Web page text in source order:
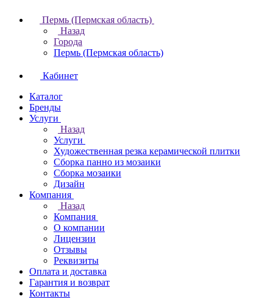
Пермь (Пермская область)
Назад
Города
Пермь (Пермская область)
Кабинет
Каталог
Бренды
Услуги
Назад
Услуги
Художественная резка керамической плитки
Сборка панно из мозаики
Сборка мозаики
Дизайн
Компания
Назад
Компания
О компании
Лицензии
Отзывы
Реквизиты
Оплата и доставка
Гарантия и возврат
Контакты